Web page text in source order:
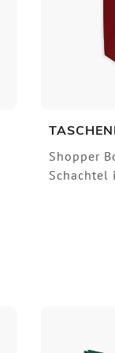
Shopper
Schachtel